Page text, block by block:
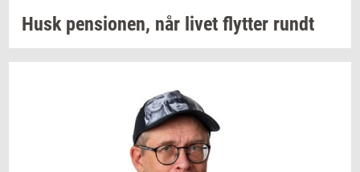
Husk pen­sio­nen, når livet flyt­ter rundt